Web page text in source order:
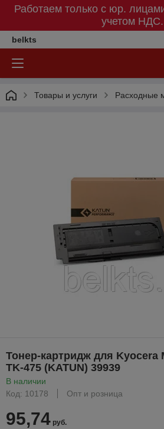
Работаем только с юр.
учетом НДС.
belkts
Товары и услуги Расходные
Тонер-картридж для Kyocera
TK-475 (KATUN) 39939
В наличии
Код: 10178
Опт и розница
95,74 руб.